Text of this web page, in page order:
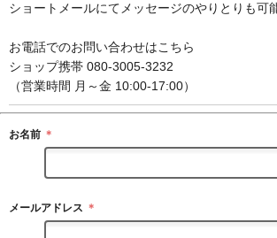
ショートメールにてメッセージのやりとりも可
お電話でのお問い合わせはこちら
ショップ携帯 080-3005-3232
（営業時間 月～金 10:00-17:00）
お名前 ＊
メールアドレス ＊